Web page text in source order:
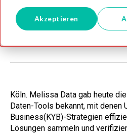
Akzeptieren
Melissa DE Team
Nov 14, 2023
Köln. Melissa Data gab heute
Daten-Tools bekannt, mit denen
Business(KYB)-Strategien
Lösungen sammeln und